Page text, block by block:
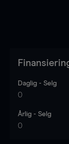
Daglig - Selg
0
Årlig - Selg
0